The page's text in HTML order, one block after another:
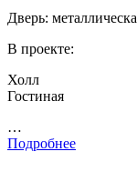
Дверь:
В проекте:
Холл
Гостиная
…
Подробнее